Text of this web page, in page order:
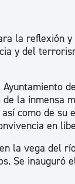
la reflexión
y del
la inmensa
como de su
en
la vega del
Se inauguró